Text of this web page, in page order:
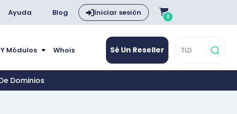
Ayuda Blog Iniciar sesión 0
Y Módulos Whois Sé Un Reseller
Dominios